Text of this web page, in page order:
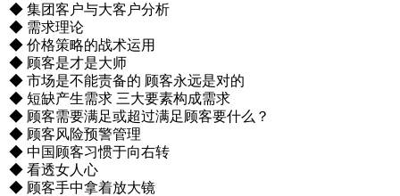
◆ 集团客户与大客户分析
◆ 需求理论
◆ 价格策略的战术运用
◆ 顾客是才是大师
◆ 市场是不能责备的 顾客永远是对的
◆ 短缺产生需求 三大要素构成需求
◆ 顾客需要满足或超过满足顾客要什么？
◆ 顾客风险预警管理
◆ 中国顾客习惯于向右转
◆ 看透女人心
◆ 顾客手中拿着放大镜